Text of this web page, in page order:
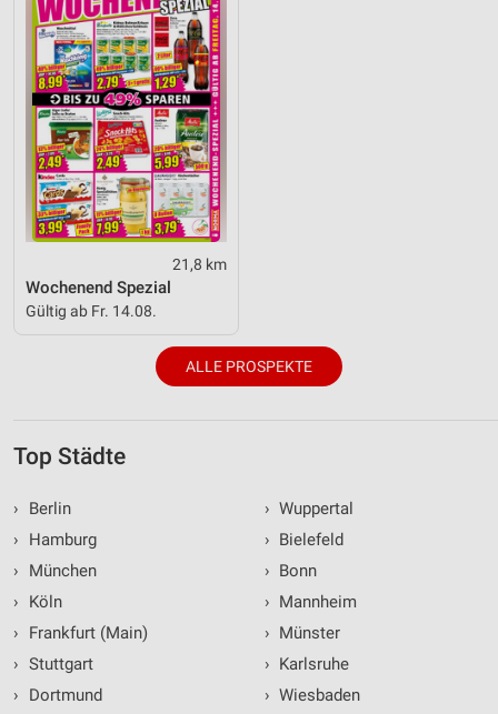
21,8 km
Wochenend Spezial
Gültig ab Fr. 14.08.
ALLE PROSPEKTE
Top Städte
›
Berlin
›
Hamburg
›
München
›
Köln
›
Frankfurt (Main)
› Stuttgart
›
Dortmund
› Wuppertal
› Bielefeld
› Bonn
› Mannheim
› Münster
› Karlsruhe
› Wiesbaden